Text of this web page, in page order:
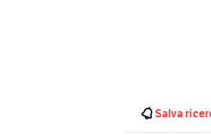
Salva